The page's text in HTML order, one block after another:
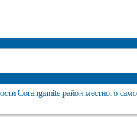
Corangamite район местного